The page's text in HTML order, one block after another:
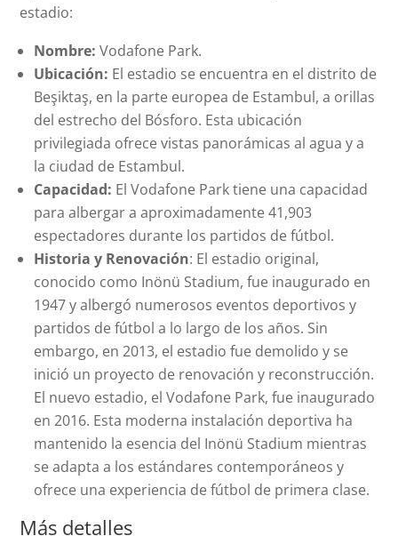
estadio:
Nombre: Vodafone Park.
Ubicación: El estadio se encuentra en el distrito de
Beşiktaş, en la parte europea de Estambul, a orillas
del estrecho del Bósforo. Esta ubicación
privilegiada ofrece vistas panorámicas al agua y a
la ciudad de Estambul.
Capacidad: El Vodafone Park tiene una capacidad
para albergar a aproximadamente 41,903
espectadores durante los partidos de fútbol.
Historia y Renovación: El estadio original,
conocido como Inönü Stadium, fue inaugurado en
1947 y albergó numerosos eventos deportivos y
partidos de fútbol a lo largo de los años. Sin
embargo, en 2013, el estadio fue demolido y se
inició un proyecto de renovación y reconstrucción.
El nuevo estadio, el Vodafone Park, fue inaugurado
en 2016. Esta moderna instalación deportiva ha
mantenido la esencia del Inönü Stadium mientras
se adapta a los estándares contemporáneos y
ofrece una experiencia de fútbol de primera clase.
Más detalles